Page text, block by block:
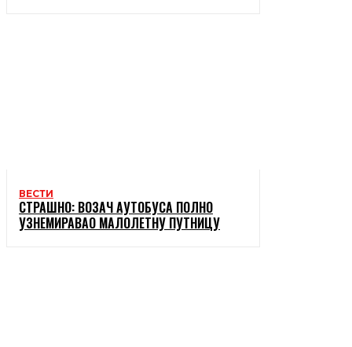
ВЕСТИ
СТРАШНО: ВОЗАЧ АУТОБУСА ПОЛНО
УЗНЕМИРАВАО МАЛОЛЕТНУ ПУТНИЦУ